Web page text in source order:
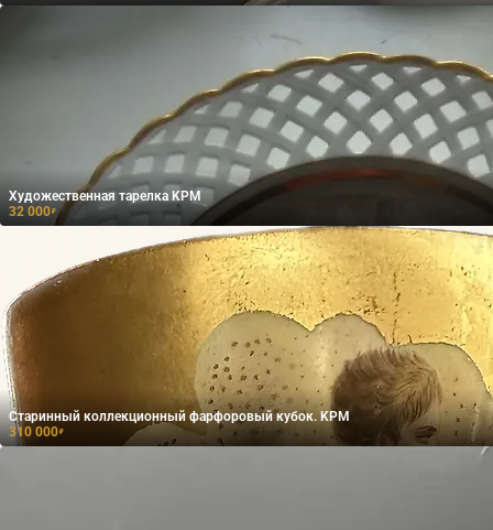
Художественная тарелка KPM
32 000₽
Старинный коллекционный фарфоровый кубок. KPM
310 000₽